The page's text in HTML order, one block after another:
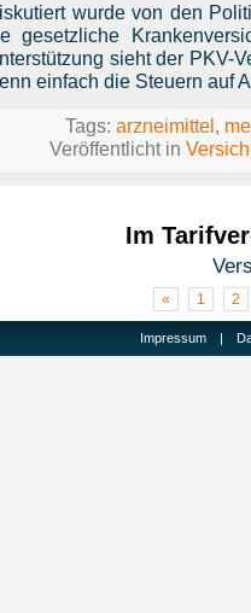
wurde von den
gesetzliche
sieht der PKV-
einfach die Steuern auf
Tags: arzneimittel,
Veröffentlicht in
Im
« 1 2
Impressum |